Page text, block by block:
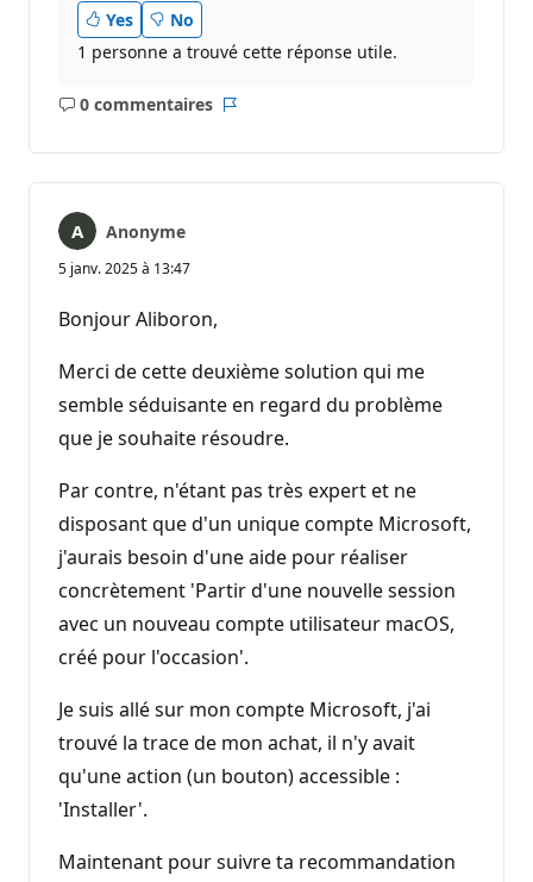
Yes
No
1 personne a trouvé cette réponse utile.
0 commentaires
Aucun
Anonyme
5 janv. 2025 à 13:47
Bonjour Aliboron,
Merci de cette deuxième solution qui me
semble séduisante en regard du problème
que je souhaite résoudre.
Par contre, n'étant pas très expert et ne
disposant que d'un unique compte Microsoft,
j'aurais besoin d'une aide pour réaliser
concrètement 'Partir d'une nouvelle session
avec un nouveau compte utilisateur macOS,
créé pour l'occasion'.
Je suis allé sur mon compte Microsoft, j'ai
trouvé la trace de mon achat, il n'y avait
qu'une action (un bouton) accessible :
'Installer'.
Maintenant pour suivre ta recommandation